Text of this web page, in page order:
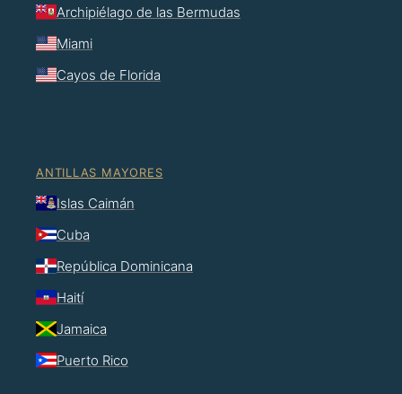
Archipiélago de las Bermudas
Miami
Cayos de Florida
ANTILLAS MAYORES
Islas Caimán
Cuba
República Dominicana
Haití
Jamaica
Puerto Rico